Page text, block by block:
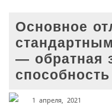
Основное
— обратная
способность
1 апреля, 2021